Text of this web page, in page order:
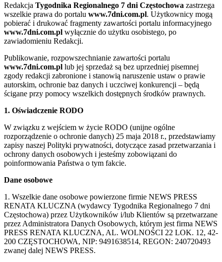
Redakcja Tygodnika Regionalnego 7 dni Częstochowa zastrzega
wszelkie prawa do portalu www.7dni.com.pl. Użytkownicy mogą
pobierać i drukować fragmenty zawartości portalu informacyjnego
www.7dni.com.pl wyłącznie do użytku osobistego, po
zawiadomieniu Redakcji.
Publikowanie, rozpowszechnianie zawartości portalu
www.7dni.com.pl lub jej sprzedaż są bez uprzedniej pisemnej
zgody redakcji zabronione i stanowią naruszenie ustaw o prawie
autorskim, ochronie baz danych i uczciwej konkurencji – będą
ścigane przy pomocy wszelkich dostępnych środków prawnych.
1. Oświadczenie RODO
W związku z wejściem w życie RODO (unijne ogólne
rozporządzenie o ochronie danych) 25 maja 2018 r., przedstawiamy
zapisy naszej Polityki prywatności, dotyczące zasad przetwarzania i
ochrony danych osobowych i jesteśmy zobowiązani do
poinformowania Państwa o tym fakcie.
Dane osobowe
1. Wszelkie dane osobowe powierzone firmie NEWS PRESS
RENATA KLUCZNA (wydawcy Tygodnika Regionalnego 7 dni
Częstochowa) przez Użytkowników i/lub Klientów są przetwarzane
przez Administratora Danych Osobowych, którym jest firma NEWS
PRESS RENATA KLUCZNA, AL. WOLNOŚCI 22 LOK. 12, 42-
200 CZĘSTOCHOWA, NIP: 9491638514, REGON: 240720493
zwanej dalej NEWS PRESS.